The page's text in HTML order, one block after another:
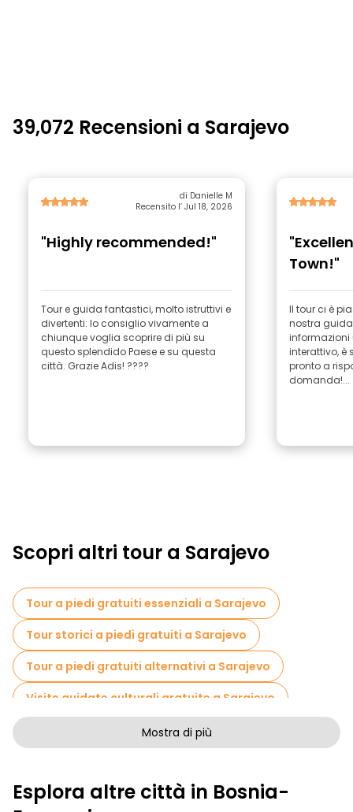
39,072 Recensioni a Sarajevo
di Danielle M
Recensito l’ Jul 18, 2026
"Highly recommended!"
Tour e guida fantastici, molto istruttivi e
divertenti: lo consiglio vivamente a
chiunque voglia scoprire di più su
questo splendido Paese e su questa
città. Grazie Adis! ????
Town!"
Il tour ci è
nostra
informazioni
interattivo, è
pronto a
domanda!...
Scopri altri tour a Sarajevo
Tour a piedi gratuiti essenziali a Sarajevo
Tour storici a piedi gratuiti a Sarajevo
Tour a piedi gratuiti alternativi a Sarajevo
Visite guidate culturali gratuite a Sarajevo
Tour a piedi senza arte a Sarajevo
Attività sportive a Sarajevo
Mostra di più
Esplora altre città in Bosnia-